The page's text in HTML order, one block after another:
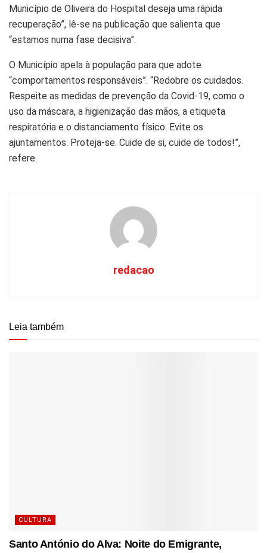
Município de Oliveira do Hospital deseja uma rápida
recuperação”, lê-se na publicação que salienta que
“estamos numa fase decisiva”.
O Município apela à população para que adote
“comportamentos responsáveis”. “Redobre os cuidados.
Respeite as medidas de prevenção da Covid-19, como o
uso da máscara, a higienização das mãos, a etiqueta
respiratória e o distanciamento físico. Evite os
ajuntamentos. Proteja-se. Cuide de si, cuide de todos!”,
refere.
redacao
Leia também
CULTURA
Santo António do Alva: Noite do Emigrante,